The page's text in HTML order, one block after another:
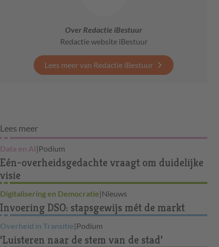
Over Redactie iBestuur
Redactie website iBestuur
Lees meer van Redactie iBestuur
Lees meer
Data en AI |Podium
Eén-overheidsgedachte vraagt om duidelijke
visie
Digitalisering en Democratie|Nieuws
Invoering DSO: stapsgewijs mét de markt
Overheid in Transitie|Podium
‘Luisteren naar de stem van de stad’